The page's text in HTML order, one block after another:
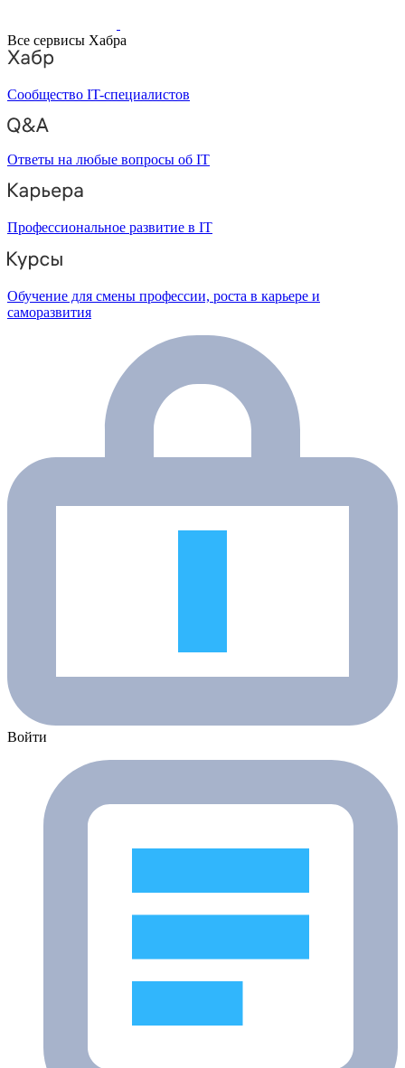
Все сервисы Хабра
Сообщество IT-специалистов
Ответы на любые вопросы об IT
Профессиональное развитие в IT
Обучение для смены профессии, роста в карьере и
саморазвития
Войти